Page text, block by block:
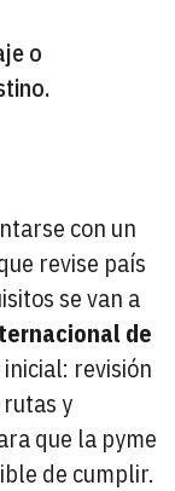
o
con un
revise país
se van a
de
revisión
y
que la pyme
de cumplir.